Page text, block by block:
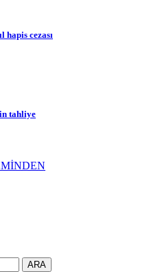
hapis cezası
tahliye
ARA